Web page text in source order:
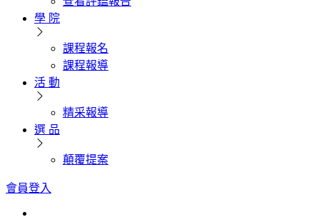
學 院
課程報名
課程報導
活 動
精采報導
選 品
顛覆提案
會員登入